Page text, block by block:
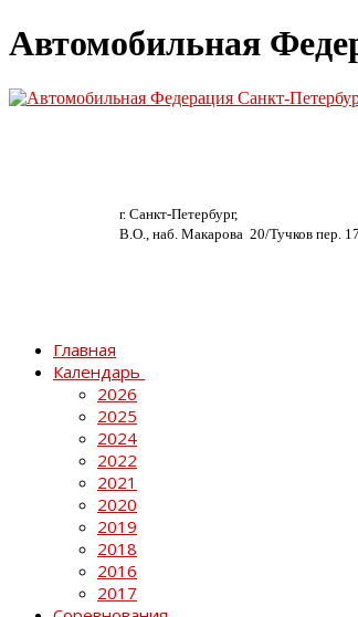
Автомобильная
г. Санкт-Петербург,
В.О., наб. Макарова 20/Тучков пер. 17
Главная
Календарь
2026
2025
2024
2022
2021
2020
2019
2018
2016
2017